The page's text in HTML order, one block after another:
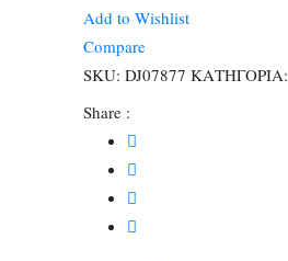
Camomille
ποσότητα
Add to Wishlist
Compare
SKU: DJ07877 ΚΑΤΗΓΟΡΙΑ:
Share :